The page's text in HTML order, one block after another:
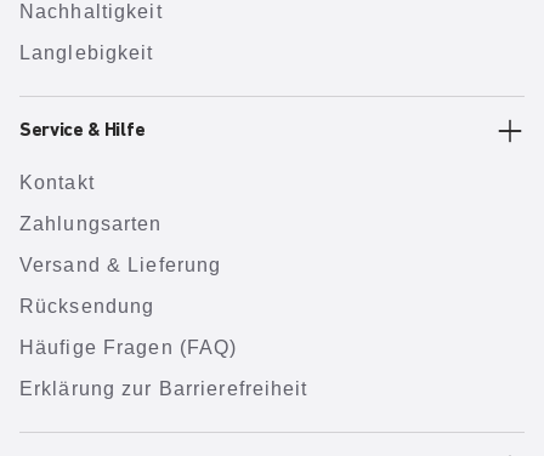
Nachhaltigkeit
Langlebigkeit
Service & Hilfe
Kontakt
Zahlungsarten
Versand & Lieferung
Rücksendung
Häufige Fragen (FAQ)
Erklärung zur Barrierefreiheit